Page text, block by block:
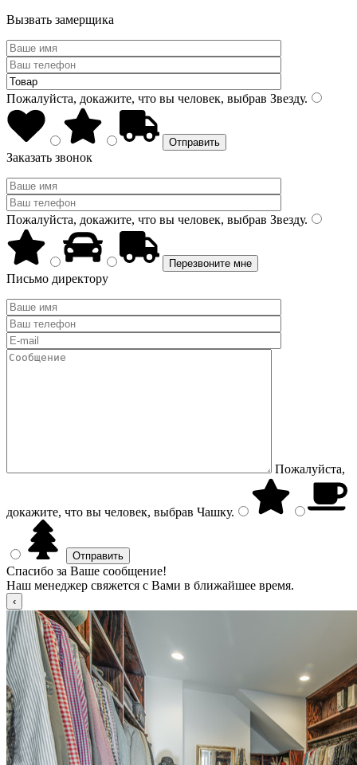
Вызвать замерщика
Пожалуйста, докажите, что вы человек, выбрав Звезду.
Заказать звонок
Пожалуйста, докажите, что вы человек, выбрав Звезду.
Письмо директору
Пожалуйста,
докажите, что вы человек, выбрав Чашку.
Спасибо за Ваше сообщение!
Наш менеджер свяжется с Вами в ближайшее время.